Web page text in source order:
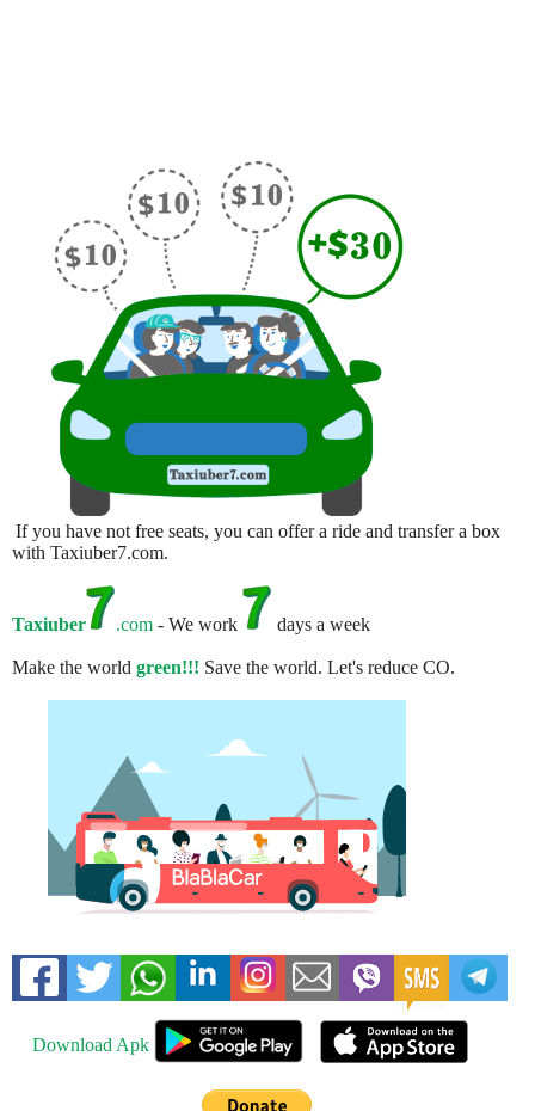
If you have not free seats, you can offer a ride and transfer a box
with Taxiuber7.com.
Taxiuber .com - We work days a week
Make the world green!!! Save the world. Let's reduce CO.
Download Apk